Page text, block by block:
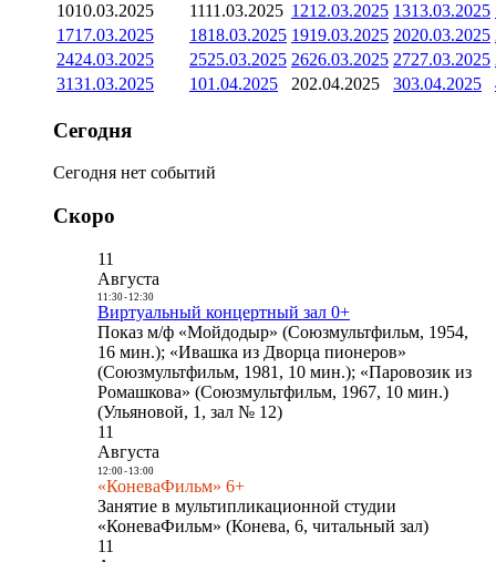
1010.03.2025 1111.03.2025 1212.03.2025 1313.03.2025
1717.03.2025 1818.03.2025 1919.03.2025 2020.03.2025
2424.03.2025 2525.03.2025 2626.03.2025 2727.03.2025
3131.03.2025 101.04.2025 202.04.2025 303.04.2025
Сегодня
Сегодня нет событий
Скоро
11
Августа
11:30- 12:30
Виртуальный концертный зал 0+
Показ м/ф «Мойдодыр» (Союзмультфильм, 1954,
16 мин.); «Ивашка из Дворца пионеров»
(Союзмультфильм, 1981, 10 мин.); «Паровозик из
Ромашкова» (Союзмультфильм, 1967, 10 мин.)
(Ульяновой, 1, зал № 12)
11
Августа
12:00- 13:00
«КоневаФильм» 6+
Занятие в мультипликационной студии
«КоневаФильм» (Конева, 6, читальный зал)
11